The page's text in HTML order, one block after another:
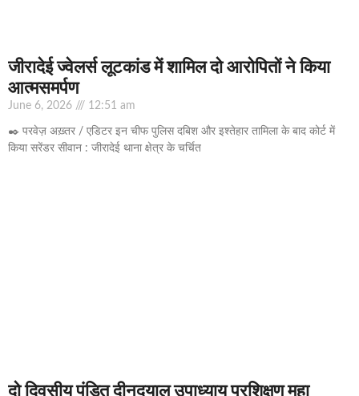
जीरादेई ज्वेलर्स लूटकांड में शामिल दो आरोपितों ने किया
आत्मसमर्पण
June 6, 2026 12:51 am
✒️ परवेज़ अख़्तर / एडिटर इन चीफ पुलिस दबिश और इश्तेहार तामिला के बाद कोर्ट में
किया सरेंडर सीवान : जीरादेई थाना क्षेत्र के चर्चित
दो दिवसीय पंडित दीनदयाल उपाध्याय प्रशिक्षण महा